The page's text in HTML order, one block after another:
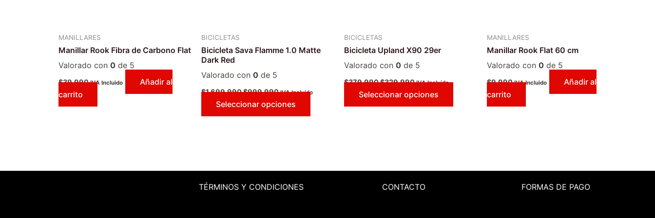
MANILLARES
Manillar Rook Fibra de Carbono Flat
Valorado con 0 de 5
$39.990 IVA Incluido
Añadir al
carrito
BICICLETAS
Bicicleta Sava Flamme 1.0 Matte
Dark Red
Valorado con 0 de 5
$1.699.990$999.990 IVA Incluido
Seleccionar opciones
página
BICICLETAS
Bicicleta Upland X90 29er
Valorado con 0 de 5
$379.990$329.990 IVA Incluido
Seleccionar opciones
MANILLARES
Manillar Rook Flat 60 cm
Valorado con 0 de 5
$9.990 IVA Incluido
Añadir al
carrito
TÉRMINOS Y CONDICIONES CONTACTO FORMAS DE PAGO